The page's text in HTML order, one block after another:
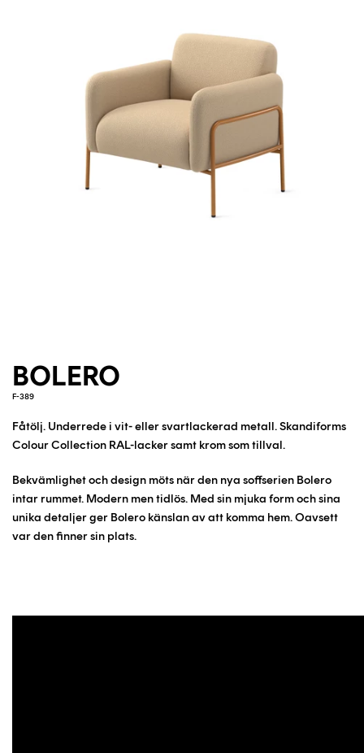
BOLERO
F-389
Fåtölj. Underrede i vit- eller svartlackerad metall. Skandiforms
Colour Collection RAL-lacker samt krom som tillval.
Bekvämlighet och design möts när den nya soffserien Bolero
intar rummet. Modern men tidlös. Med sin mjuka form och sina
unika detaljer ger Bolero känslan av att komma hem. Oavsett
var den finner sin plats.